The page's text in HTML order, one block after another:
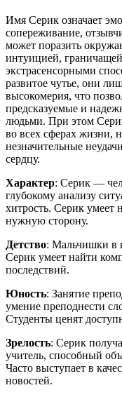
Имя Серик означает
сопереживание,
может поразить
интуицией,
экстрасенсорными
развитое чутье, они
высокомерия, что
предсказуемые и
людьми. При этом
во всех сферах жизни,
незначительные
сердцу.
Характер: Серик —
глубокому анализу
хитрость. Серик умеет
нужную сторону.
Детство: Мальчишки в
Серик умеет найти
последствий.
Юность: Занятие
умение преподнести
Студенты ценят
Зрелость: Серик
учитель, способный
Часто выступает в
новостей.